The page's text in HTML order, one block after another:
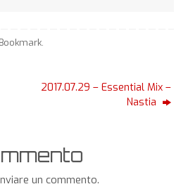
Bookmark.
2017.07.29 – Essential Mix –
Nastia
un commento.